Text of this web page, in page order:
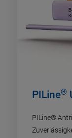
PILine®
PILine®